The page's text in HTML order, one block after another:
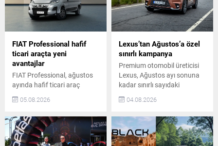
FIAT Professional hafif
ticari araçta yeni
avantajlar
FIAT Professional, ağustos
ayında hafif ticari araç
segmentindeki iddiasını
avantajlı satın alma
Scudo, Ulysse, Ducato ve
Doblo modellerinde 1 milyon
TL’ye varan kredi seçenekleri
05.08.2026
Lexus’tan Ağustos’a özel
sınırlı kampanya
Premium otomobil üreticisi
Lexus, Ağustos ayı sonuna
kadar sınırlı sayıdaki
araçlarda özel fiyat
avantajları sunuyor. Bu
sahibi olmak isteyenler için
önemli bir seçenek
oluşturuyor. Lexus LBX’te
04.08.2026